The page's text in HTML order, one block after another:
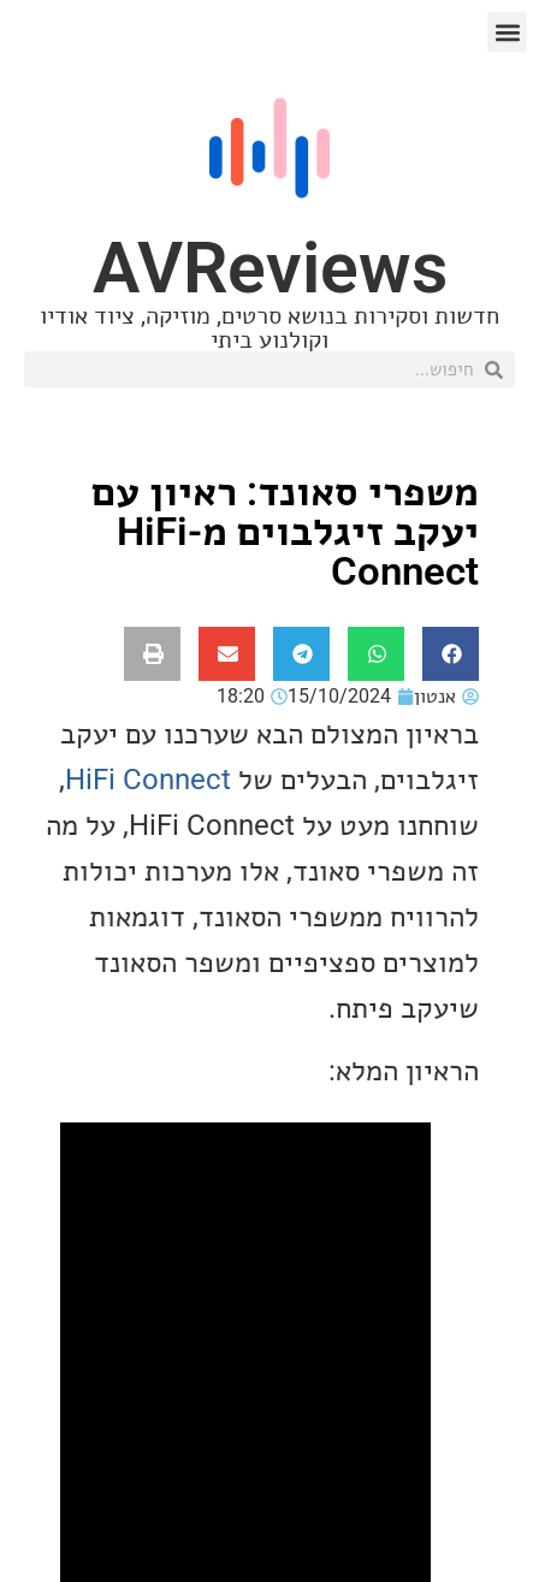
בנושא סרטים, מוזיקה, ציוד אודיו
וקולנוע ביתי
סאונד: ראיון עם
יעקב זיגלבוים מ-HiFi
15/10/2024
18:20
המצולם הבא שערכנו עם יעקב
הבעלים שלHiFi Connect
,
שוחחנו מעט על HiFi Connect, על מה
סאונד, אלו מערכות יכולות
ממשפרי הסאונד, דוגמאות
ספציפיים ומשפר הסאונד
פיתח.
המלא: